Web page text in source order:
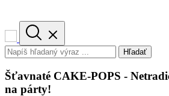
Hľadať
Šťavnaté CAKE-POPS -
na párty!